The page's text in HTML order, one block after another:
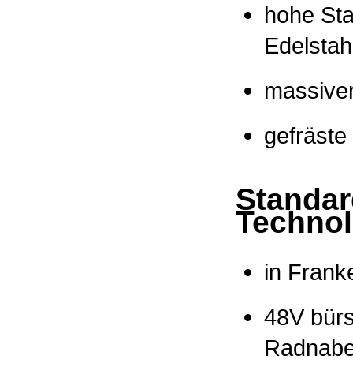
hohe
gefräste
in
48V